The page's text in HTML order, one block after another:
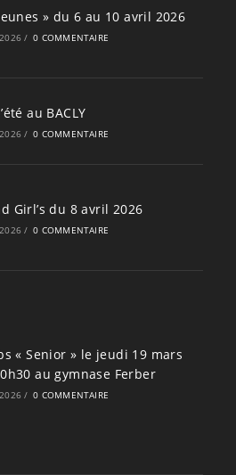
» du 6 au 10 avril 2026
/ 0 COMMENTAIRE
au BACLY
/ 0 COMMENTAIRE
Girl’s du 8 avril 2026
/ 0 COMMENTAIRE
« Senior » le jeudi 19 mars
au gymnase Ferber
/ 0 COMMENTAIRE